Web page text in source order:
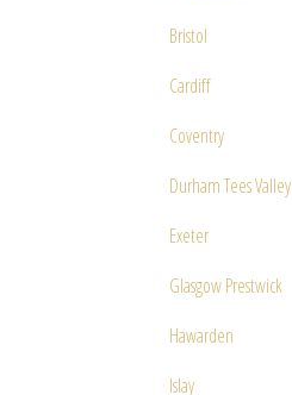
Bristol
Cardiff
Coventry
Durham Tees Valley
Exeter
Glasgow Prestwick
Hawarden
Islay